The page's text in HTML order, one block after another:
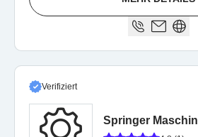
Verifiziert
Springer